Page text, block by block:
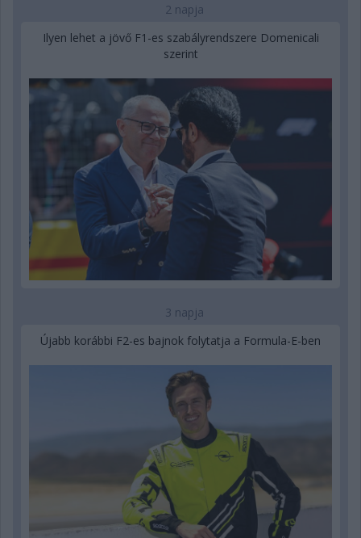
2 napja
Ilyen lehet a jövő F1-es szabályrendszere Domenicali
szerint
3 napja
Újabb korábbi F2-es bajnok folytatja a Formula-E-ben